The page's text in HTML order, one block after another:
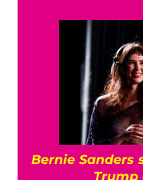
Bernie Sanders
Trump